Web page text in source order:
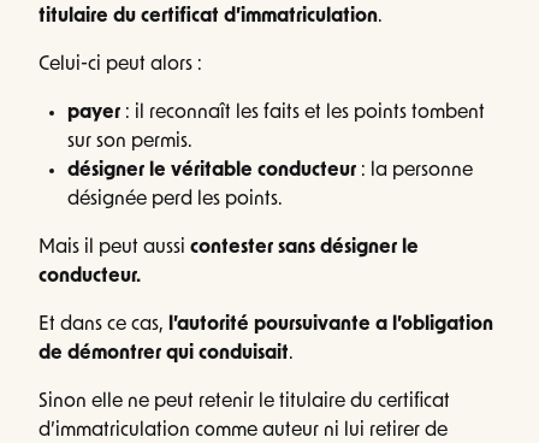
titulaire du certificat d’immatriculation.
Celui-ci peut alors :
payer : il reconnaît les faits et les points tombent
sur son permis.
désigner le véritable conducteur : la personne
désignée perd les points.
Mais il peut aussi contester sans désigner le
conducteur.
Et dans ce cas, l’autorité poursuivante a l’obligation
de démontrer qui conduisait.
Sinon elle ne peut retenir le titulaire du certificat
d’immatriculation comme auteur ni lui retirer de